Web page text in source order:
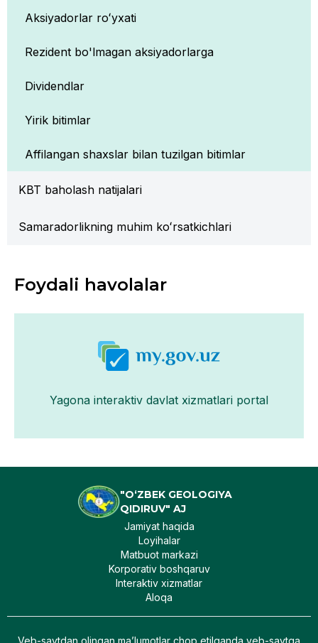
Aksiyadorlar roʻyxati
Rezident bo'lmagan aksiyadorlarga
Dividendlar
Yirik bitimlar
Affilangan shaxslar bilan tuzilgan bitimlar
KBT baholash natijalari
Samaradorlikning muhim koʻrsatkichlari
Foydali havolalar
Yagona interaktiv davlat xizmatlari portal
"O‘ZBEK GEOLOGIYA
QIDIRUV" AJ
Jamiyat haqida
Loyihalar
Matbuot markazi
Korporativ boshqaruv
Interaktiv xizmatlar
Aloqa
Veb-saytdan olingan maʼlumotlar chop etilganda veb-saytga